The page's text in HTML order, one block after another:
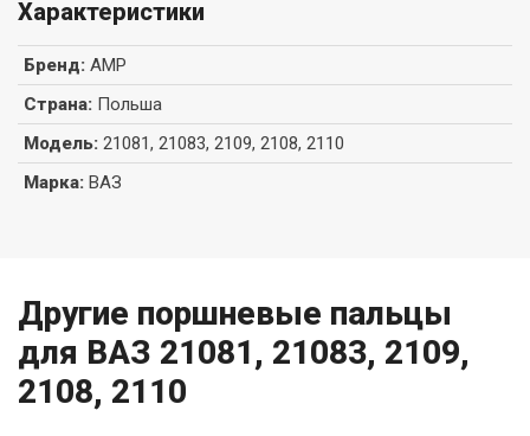
Характеристики
Бренд: AMP
Страна: Польша
Модель: 21081, 21083, 2109, 2108, 2110
Марка: ВАЗ
Другие поршневые пальцы
для ВАЗ 21081, 21083, 2109,
2108, 2110